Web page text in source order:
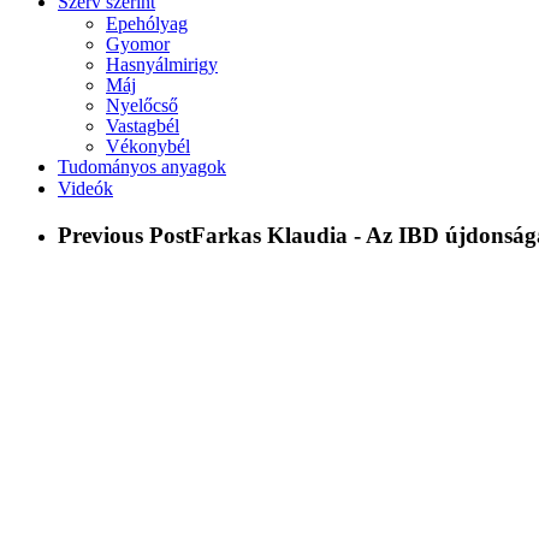
Epehólyag
Gyomor
Hasnyálmirigy
Máj
Nyelőcső
Vastagbél
Vékonybél
Tudományos anyagok
Videók
Previous PostFarkas Klaudia - Az IBD